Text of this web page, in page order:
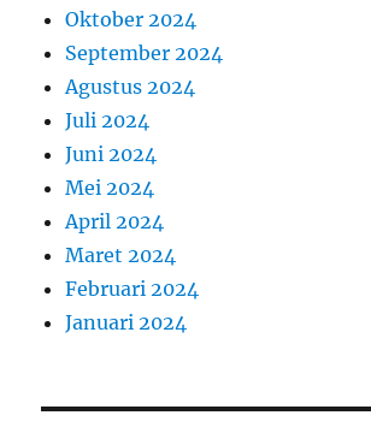
Oktober 2024
September 2024
Agustus 2024
Juli 2024
Juni 2024
Mei 2024
April 2024
Maret 2024
Februari 2024
Januari 2024